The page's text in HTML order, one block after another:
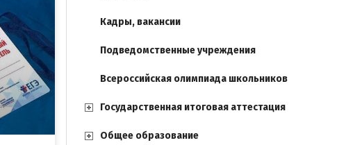
Кадры, вакансии
Подведомственные учреждения
Всероссийская олимпиада школьников
Государственная итоговая аттестация
Общее образование